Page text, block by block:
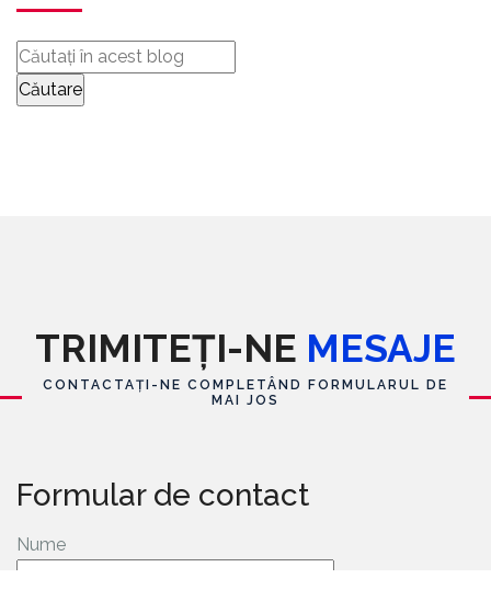
TRIMITEȚI-NE MESAJE
CONTACTAȚI-NE COMPLETÂND FORMULARUL DE
MAI JOS
Formular de contact
Nume